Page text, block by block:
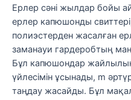
Ерлер сәні жылдар бойы
ерлер капюшонды
полиэстерден жасалған
заманауи гардеробтың
Бұл капюшондар жайлылық
үйлесімін ұсынады, m
таңдау жасайды. Бұл